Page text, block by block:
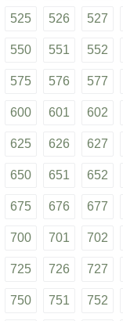
525 526 527
550 551 552
575 576 577
600 601 602
625 626 627
650 651 652
675 676 677
700 701 702
725 726 727
750 751 752